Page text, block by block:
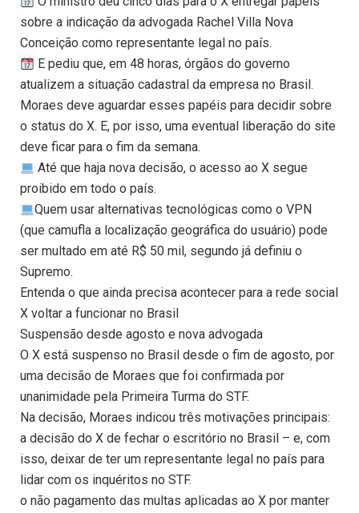
sobre a indicação da advogada Rachel Villa Nova
Conceição como representante legal no país.
E pediu que, em 48 horas, órgãos do governo
atualizem a situação cadastral da empresa no Brasil.
Moraes deve aguardar esses papéis para decidir sobre
o status do X. E, por isso, uma eventual liberação do site
deve ficar para o fim da semana.
Até que haja nova decisão, o acesso ao X segue
proibido em todo o país.
Quem usar alternativas tecnológicas como o VPN
(que camufla a localização geográfica do usuário) pode
ser multado em até R$ 50 mil, segundo já definiu o
Supremo.
Entenda o que ainda precisa acontecer para a rede social
X voltar a funcionar no Brasil
Suspensão desde agosto e nova advogada
O X está suspenso no Brasil desde o fim de agosto, por
uma decisão de Moraes que foi confirmada por
unanimidade pela Primeira Turma do STF.
Na decisão, Moraes indicou três motivações principais:
a decisão do X de fechar o escritório no Brasil – e, com
isso, deixar de ter um representante legal no país para
lidar com os inquéritos no STF.
o não pagamento das multas aplicadas ao X por manter